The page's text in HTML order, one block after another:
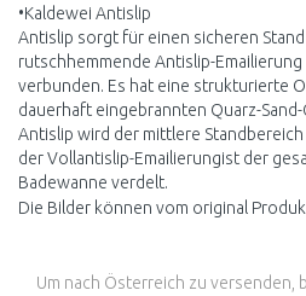
•Kaldewei Antislip
Antislip sorgt für einen sicheren
rutschhemmende Antislip-Emailierung
verbunden. Es hat eine strukturierte
dauerhaft eingebrannten Quarz-
Antislip wird der mittlere
der Vollantislip-Emailierungist der
Badewanne verdelt.
Die Bilder können vom original
Um nach Österreich zu versenden,